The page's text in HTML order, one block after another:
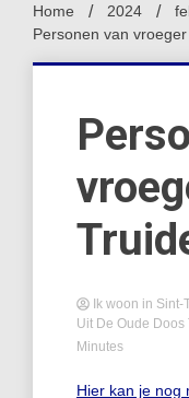
Home 2024
Personen van
Ik woon in Sint-
Uit De Oude Doos
Minutes
Hier kan je nog